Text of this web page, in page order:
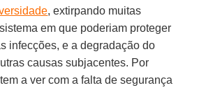
, extirpando muitas
em que poderiam proteger
infecções, e a degradação do
causas subjacentes. Por
a ver com a falta de segurança